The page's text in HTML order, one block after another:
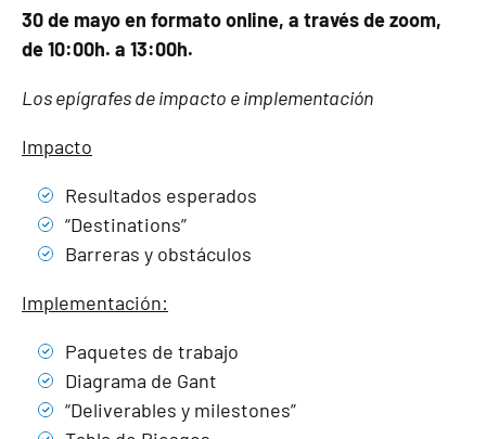
30 de mayo en formato online, a través de zoom,
de 10:00h. a 13:00h.
Los epígrafes de impacto e implementación
Impacto
Resultados esperados
“Destinations”
Barreras y obstáculos
Implementación:
Paquetes de trabajo
Diagrama de Gant
“Deliverables y milestones”